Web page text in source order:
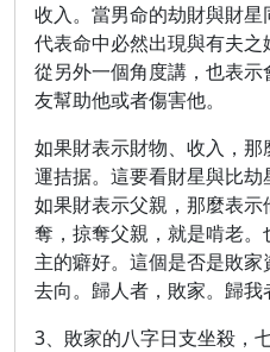
收入。當男命的劫財與財星
代表命中必然出現與有夫之
從另外一個角度講，也表
友幫助他或者傷害他。
如果財表示財物、收入，
運拮据。這要看財星與比劫
如果財表示父親，那麼表
奪，掠奪父親，就是啃老
主的癖好。這個是否是敗
去向。歸人者，敗家。歸我
3、敗家的八字日支坐殺，